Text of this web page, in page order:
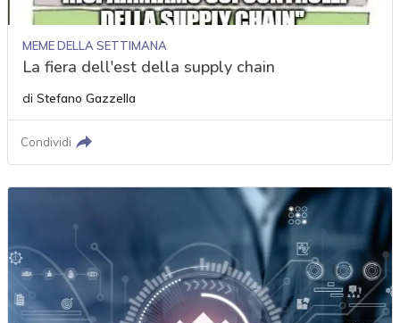
MEME DELLA SETTIMANA
La fiera dell'est della supply chain
di Stefano Gazzella
Condividi